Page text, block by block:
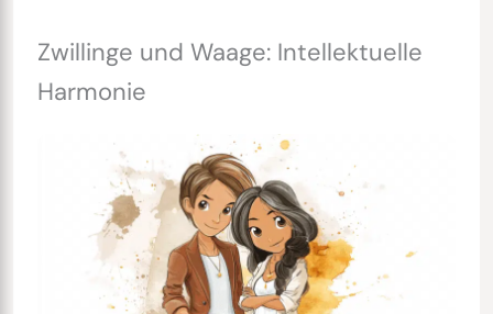
Zwillinge und Waage: Intellektuelle
Harmonie